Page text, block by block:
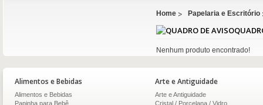
Home Papelaria e Escritório
Nenhum produto encontrado!
Alimentos e Bebidas
Alimentos e Bebidas
Papinha para Bebê
Arte e Antiguidade
Arte e Antiguidade
Cristal / Porcelana / Vidro